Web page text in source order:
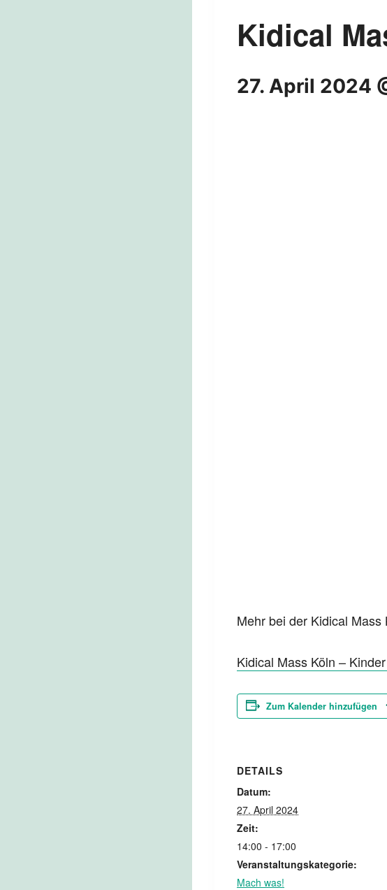
Kidical
27. April 2024
Mehr bei der Kidical Mass
Kidical Mass Köln –
Zum Kalender hinzufügen
DETAILS
Datum:
27. April 2024
Zeit:
14:00 - 17:00
Veranstaltungskategorie:
Mach was!